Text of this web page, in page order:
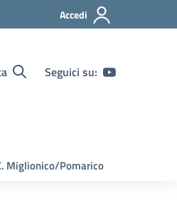
Accedi
Seguici su:
Miglionico/Pomarico